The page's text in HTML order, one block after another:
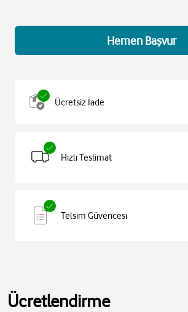
Hemen Başvur
Ücretsiz İade
Hızlı Teslimat
Telsim Güvencesi
Ücretlendirme